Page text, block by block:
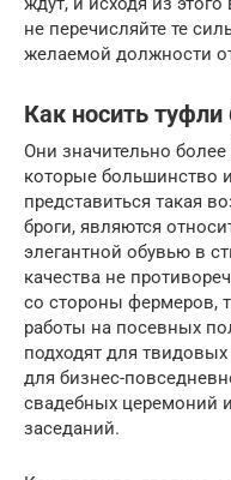
не перечисляйте те
желаемой должности
Как носить
Они значительно
которые большинство
представиться такая
броги, являются
элегантной обувью в
качества не
со стороны фермеров,
работы на посевных
подходят для
для бизнес-
свадебных церемоний
заседаний.